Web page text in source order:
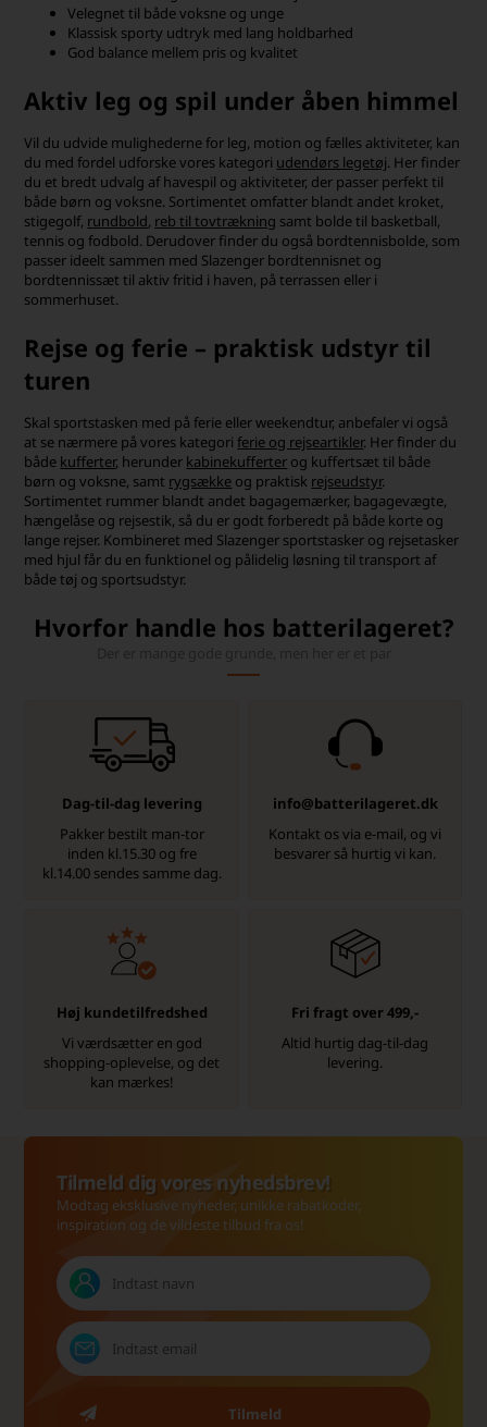
Velegnet til både voksne og unge
Klassisk sporty udtryk med lang holdbarhed
God balance mellem pris og kvalitet
Aktiv leg og spil under åben himmel
Vil du udvide mulighederne for leg, motion og fælles aktiviteter, kan
du med fordel udforske vores kategori udendørs legetøj. Her finder
du et bredt udvalg af havespil og aktiviteter, der passer perfekt til
både børn og voksne. Sortimentet omfatter blandt andet kroket,
stigegolf, rundbold, reb til tovtrækning samt bolde til basketball,
tennis og fodbold. Derudover finder du også bordtennisbolde, som
passer ideelt sammen med Slazenger bordtennisnet og
bordtennissæt til aktiv fritid i haven, på terrassen eller i
sommerhuset.
Rejse og ferie – praktisk udstyr til
turen
Skal sportstasken med på ferie eller weekendtur, anbefaler vi også
at se nærmere på vores kategoriferie og rejseartikler. Her finder du
både kufferter, herunder kabinekufferter og kuffertsæt til både
børn og voksne, samt rygsække og praktisk rejseudstyr.
Sortimentet rummer blandt andet bagagemærker, bagagevægte,
hængelåse og rejsestik, så du er godt forberedt på både korte og
lange rejser. Kombineret med Slazenger sportstasker og rejsetasker
med hjul får du en funktionel og pålidelig løsning til transport af
både tøj og sportsudstyr.
Hvorfor handle hos batterilageret?
Dag-til-dag levering
Pakker bestilt man-tor
inden kl.15.30 og fre
kl.14.00 sendes samme dag.
info@batterilageret.dk
Kontakt os via e-mail, og vi
besvarer så hurtig vi kan.
Høj kundetilfredshed
Vi værdsætter en god
shopping-oplevelse, og det
kan mærkes!
Fri fragt over 499,-
Altid hurtig dag-til-dag
levering.
Tilmeld dig vores nyhedsbrev!
Modtag eksklusive nyheder, unikke rabatkoder,
inspiration og de vildeste tilbud fra os!